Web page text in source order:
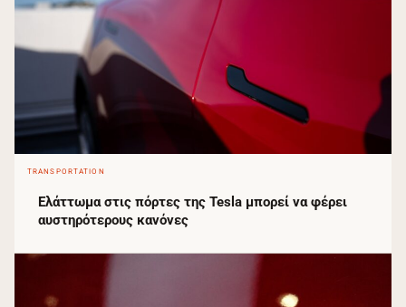
TRANSPORTATION
Ελάττωμα στις πόρτες της Tesla μπορεί να φέρει
αυστηρότερους κανόνες